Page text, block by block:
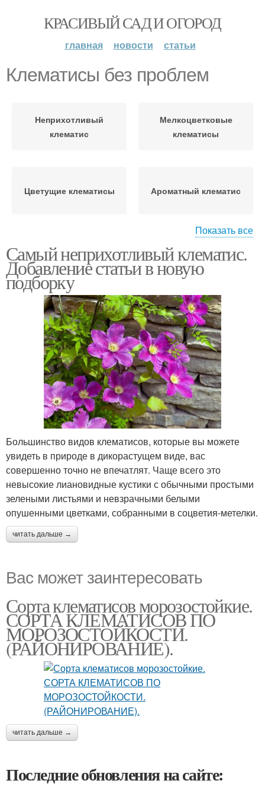
КРАСИВЫЙ САД И ОГОРОД
главная новости статьи
Клематисы без проблем
Неприхотливый
клематис
Мелкоцветковые
клематисы
Цветущие клематисы Ароматный клематис
Красивые клематисы
Показать все
Самый неприхотливый клематис.
Добавление статьи в новую
подборку
Большинство видов клематисов, которые вы можете
увидеть в природе в дикорастущем виде, вас
совершенно точно не впечатлят. Чаще всего это
невысокие лиановидные кустики с обычными простыми
зелеными листьями и невзрачными белыми
опушенными цветками, собранными в соцветия-метелки.
читать дальше →
Вас может заинтересовать
Сорта клематисов морозостойкие.
СОРТА КЛЕМАТИСОВ ПО
МОРОЗОСТОЙКОСТИ.
(РАЙОНИРОВАНИЕ).
читать дальше →
Последние обновления на сайте: